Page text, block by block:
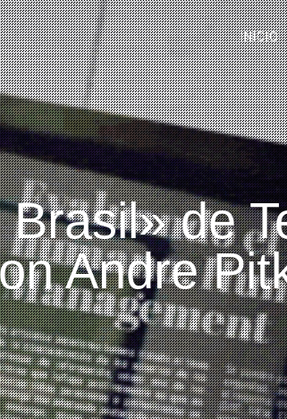
INICIO
de
Andre